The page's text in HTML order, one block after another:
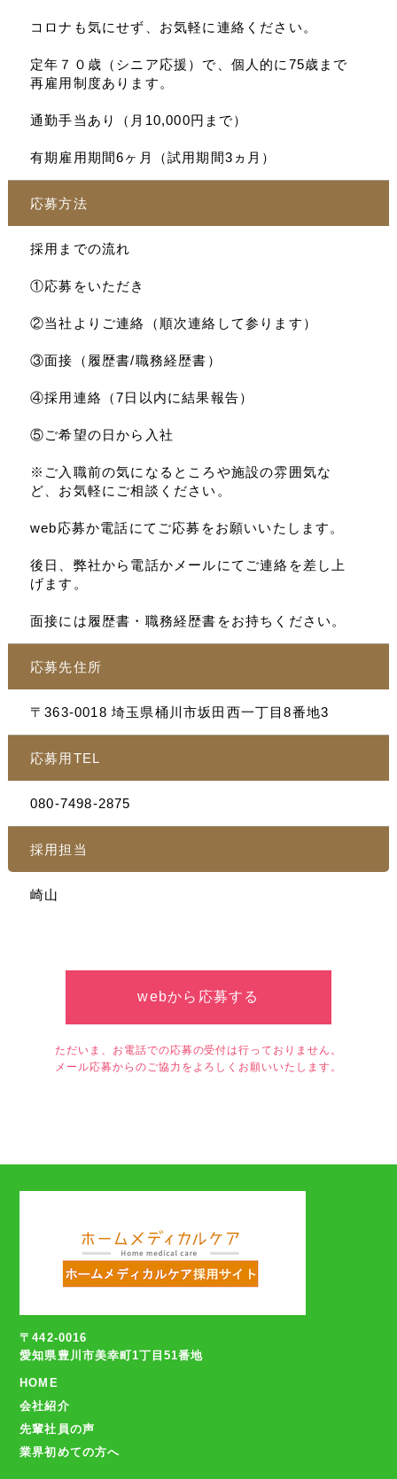
コロナも気にせず、お気軽に連絡ください。
定年７０歳（シニア応援）で、個人的に75歳まで
再雇用制度あります。
通勤手当あり（月10,000円まで）
有期雇用期間6ヶ月（試用期間3ヵ月）
応募方法
採用までの流れ
①応募をいただき
②当社よりご連絡（順次連絡して参ります）
③面接（履歴書/職務経歴書）
④採用連絡（7日以内に結果報告）
⑤ご希望の日から入社
※ご入職前の気になるところや施設の雰囲気な
ど、お気軽にご相談ください。
web応募か電話にてご応募をお願いいたします。
後日、弊社から電話かメールにてご連絡を差し上
げます。
面接には履歴書・職務経歴書をお持ちください。
応募先住所
〒363-0018 埼玉県桶川市坂田西一丁目8番地3
応募用TEL
080-7498-2875
採用担当
崎山
webから応募する
ただいま、お電話での応募の受付は行っておりません。
メール応募からのご協力をよろしくお願いいたします。
〒442-0016
愛知県豊川市美幸町1丁目51番地
HOME
会社紹介
先輩社員の声
業界初めての方へ